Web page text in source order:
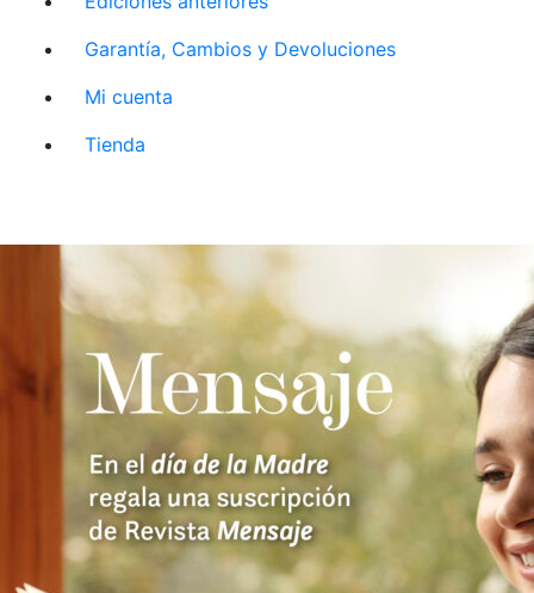
Garantía, Cambios y Devoluciones
Mi cuenta
Tienda